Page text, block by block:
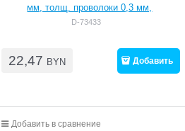
мм, толщ. проволоки 0,3 мм,
гофрированная)
D-73433
22,47 BYN Добавить
Добавить в сравнение